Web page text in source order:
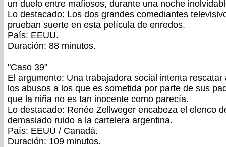
un duelo entre mafiosos, durante una noche
Lo destacado: Los dos grandes comediantes
prueban suerte en esta película de enredos.
País: EEUU.
Duración: 88 minutos.
"Caso 39"
El argumento: Una trabajadora social intenta
los abusos a los que es sometida por parte de sus
que la niña no es tan inocente como parecía.
Lo destacado: Renée Zellweger encabeza el elenco
demasiado ruido a la cartelera argentina.
País: EEUU / Canadá.
Duración: 109 minutos.